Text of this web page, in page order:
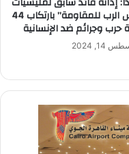
“جيش الرب للمقاومة” بارتكاب 44
حرب وجرائم ضد الإنسانية
14, 2024